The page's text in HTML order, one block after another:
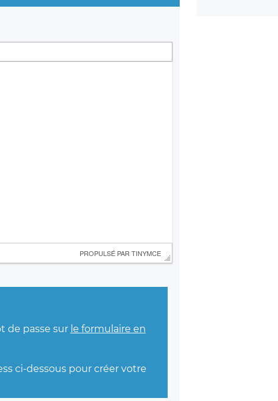
PROPULSÉ PAR TINYMCE
de passe sur le formulaire en
ci-dessous pour créer votre